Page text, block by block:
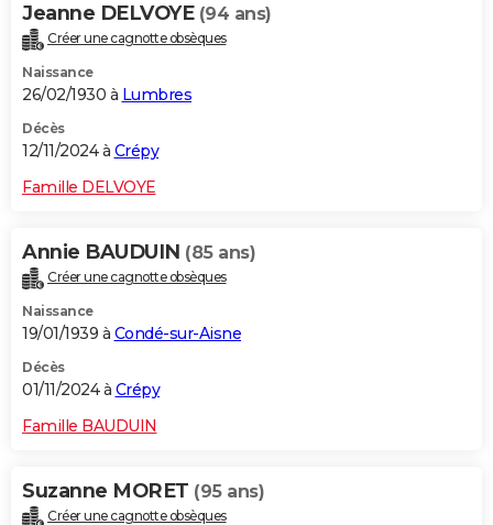
Jeanne DELVOYE (94 ans)
Créer une cagnotte obsèques
Naissance
26/02/1930 à Lumbres
Décès
12/11/2024 à Crépy
Famille DELVOYE
Annie BAUDUIN (85 ans)
Créer une cagnotte obsèques
Naissance
19/01/1939 à Condé-sur-Aisne
Décès
01/11/2024 à Crépy
Famille BAUDUIN
Suzanne MORET (95 ans)
Créer une cagnotte obsèques